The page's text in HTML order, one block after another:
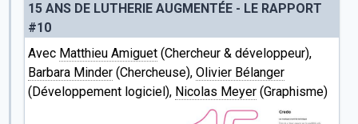
15 ANS DE LUTHERIE AUGMENTÉE - LE RAPPORT
#10
Avec Matthieu Amiguet (Chercheur & développeur),
Barbara Minder (Chercheuse), Olivier Bélanger
(Développement logiciel), Nicolas Meyer (Graphisme)